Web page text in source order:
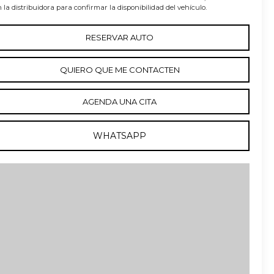
la distribuidora para confirmar la disponibilidad del vehículo.
RESERVAR AUTO
QUIERO QUE ME CONTACTEN
AGENDA UNA CITA
WHATSAPP